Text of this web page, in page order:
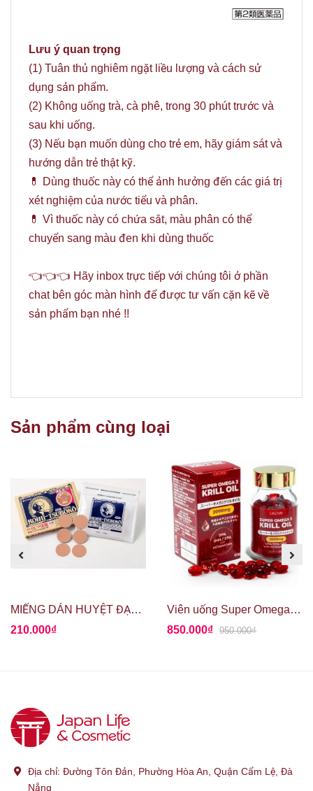
Lưu ý quan trọng
(1) Tuân thủ nghiêm ngặt liều lượng và cách sử
dụng sản phẩm.
(2) Không uống trà, cà phê, trong 30 phút trước và
sau khi uống.
(3) Nếu bạn muốn dùng cho trẻ em, hãy giám sát và
hướng dẫn trẻ thật kỹ.
💊 Dùng thuốc này có thể ảnh hưởng đến các giá trị
xét nghiệm của nước tiểu và phân.
💊 Vì thuốc này có chứa sắt, màu phân có thể
chuyển sang màu đen khi dùng thuốc
👈👈👈 Hãy inbox trực tiếp với chúng tôi ở phần
chat bên góc màn hình để được tư vấn cặn kẽ về
sản phẩm bạn nhé !!
Sản phẩm cùng loại
MIẾNG DÁN HUYỆT ĐẠO GIẢM ĐAU ROIHI TSUBOKO
210.000₫
Viên uống Super Omega 3 Krill Oil 60 viên - Dầu nhuyễn thể Nam Cực Krill Oil
850.000₫ 950.000₫
Địa chỉ: Đường Tôn Đản, Phường Hòa An, Quận Cẩm Lệ, Đà
Nẵng